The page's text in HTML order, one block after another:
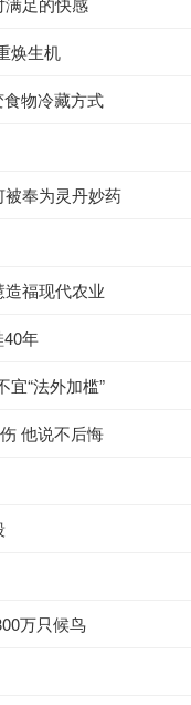
焕生机
食物冷藏方式
奉为灵丹妙药
福现代农业
40年
宜“法外加槛”
他说不后悔
万只候鸟